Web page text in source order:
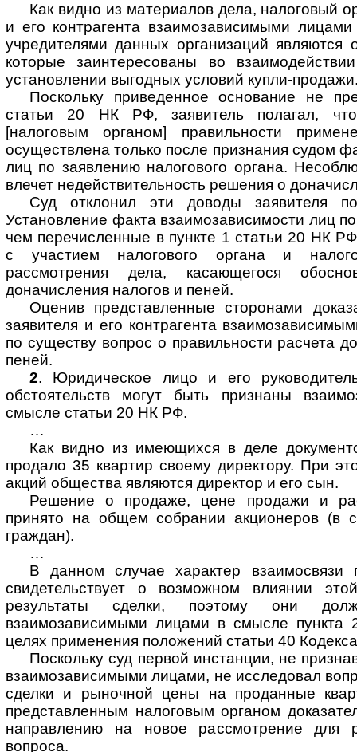
Как видно из материалов дела, налоговый
и его контрагента взаимозависимыми
учредителями данных организаций
которые заинтересованы во
установлении выгодных условий купли-
Поскольку приведенное основание не
статьи 20 НК РФ, заявитель полагал, что
[налоговым органом] правильности
осуществлена только после признания судом
лиц по заявлению налогового органа.
влечет недействительность решения о
Суд отклонил эти доводы заявителя
Установление факта взаимозависимости лиц
чем перечисленные в пункте 1 статьи 20 НК
с участием налогового органа и
рассмотрения дела, касающегося
доначисления налогов и пеней.
Оценив представленные сторонами
заявителя и его контрагента
по существу вопрос о правильности расчета
пеней.
2. Юридическое лицо и его
обстоятельств могут быть признаны
смысле статьи 20 НК РФ.
…
Как видно из имеющихся в деле
продало 35 квартир своему директору. При
акций общества являются директор и его сын.
Решение о продаже, цене продажи и
принято на общем собрании акционеров (в
граждан).
…
В данном случае характер взаимосвязи
свидетельствует о возможном влиянии
результаты сделки, поэтому они
взаимозависимыми лицами в смысле
целях применения положений статьи 40
Поскольку суд первой инстанции, не
взаимозависимыми лицами, не исследовал
сделки и рыночной цены на проданные
представленным налоговым органом
направлению на новое рассмотрение для
вопроса.